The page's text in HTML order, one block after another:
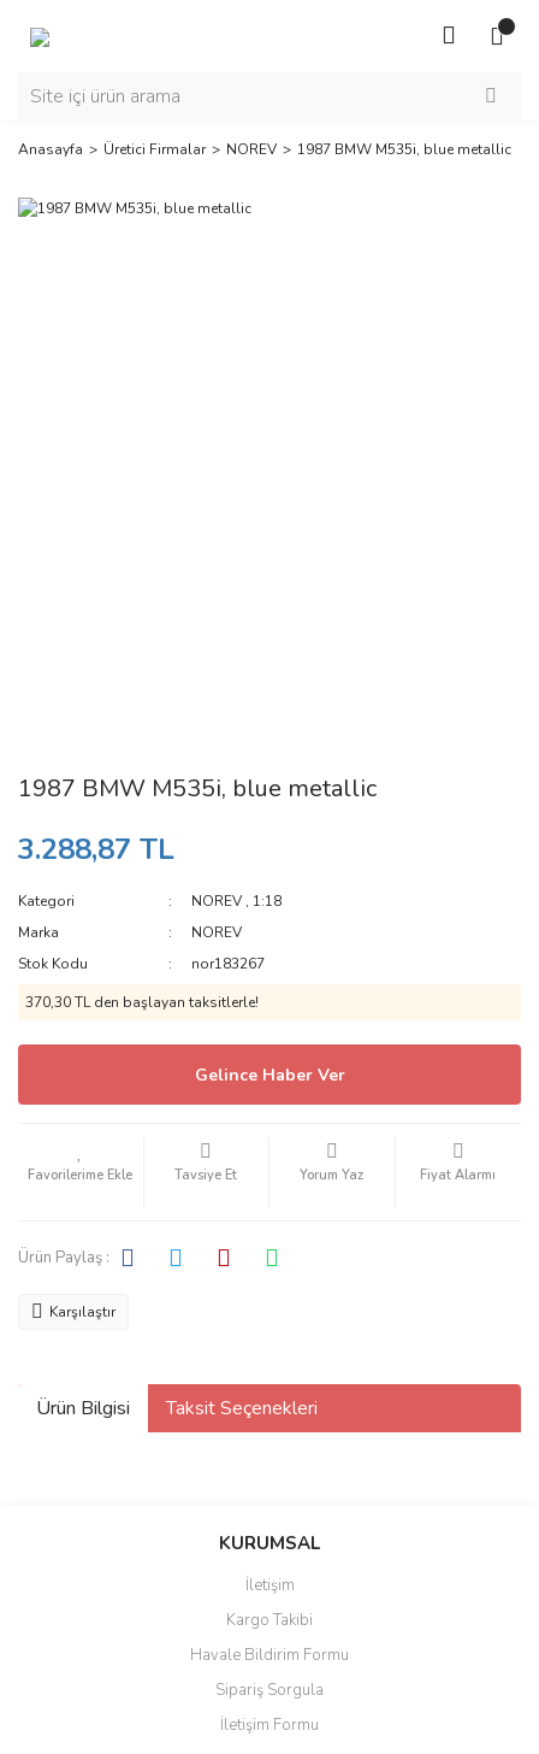
Anasayfa Üretici Firmalar NOREV 1987 BMW M535i, blue metallic
1987 BMW M535i, blue metallic
3.288,87 TL
Kategori NOREV , 1:18
Marka
NOREV
Stok Kodu
nor183267
370,30 TL den başlayan taksitlerle!
Gelince Haber Ver
Tavsiye Et Yorum Yaz Fiyat Alarmı
Ürün Paylaş :
Karşılaştır
Ürün Bilgisi Taksit Seçenekleri
KURUMSAL
İletişim
Kargo Takibi
Havale Bildirim Formu
Sipariş Sorgula
İletişim Formu